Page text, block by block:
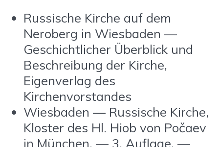
Russische Kirche auf dem
Neroberg in Wiesbaden —
Geschichtlicher Überblick und
Beschreibung der Kirche,
Eigenverlag des
Kirchenvorstandes
Wiesbaden — Russische Kirche,
Kloster des Hl. Hiob von Počaev
in München. — 3. Auflage. —